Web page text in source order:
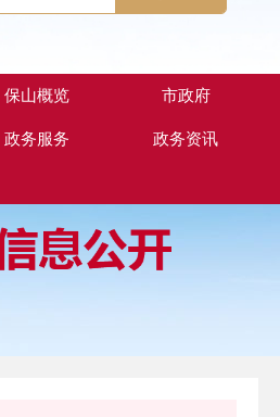
保山概览 市政府
政务服务 政务资讯